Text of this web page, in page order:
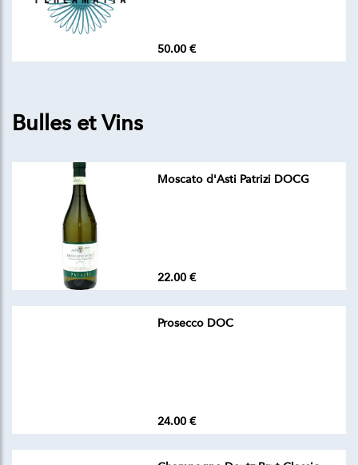
50.00 €
Bulles et Vins
Moscato d'Asti Patrizi DOCG
22.00 €
Prosecco DOC
24.00 €